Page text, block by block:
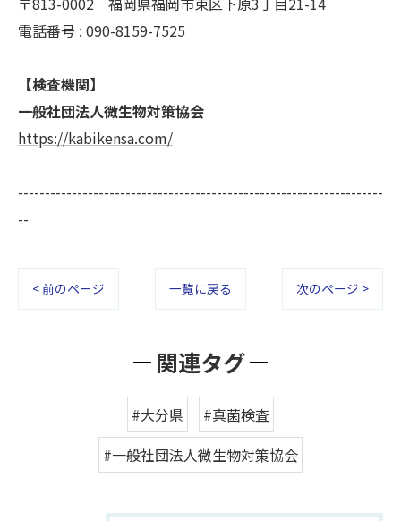
電話番号 : 090-8159-7525
【検査機関】
一般社団法人微生物対策協会
https://kabikensa.com/
--------------------------------------------------------------------
--
< 前のページ 一覧に戻る 次のページ >
関連タグ
#大分県
#真菌検査
#一般社団法人微生物対策協会